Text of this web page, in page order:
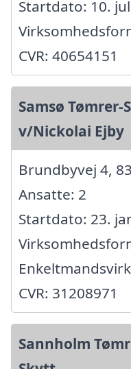
Startdato: 10.
CVR: 40654151
Samsø Tømrer-
v/Nickolai Ejby
Brundbyvej 4,
Ansatte: 2
Startdato: 23.
CVR: 31208971
Sannholm